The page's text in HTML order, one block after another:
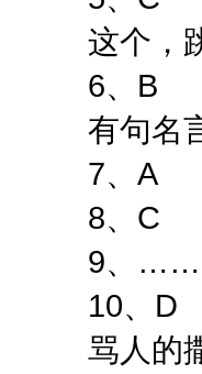
这个，
6、B
有句名
7、A
8、C
9、……
10、D
骂人的